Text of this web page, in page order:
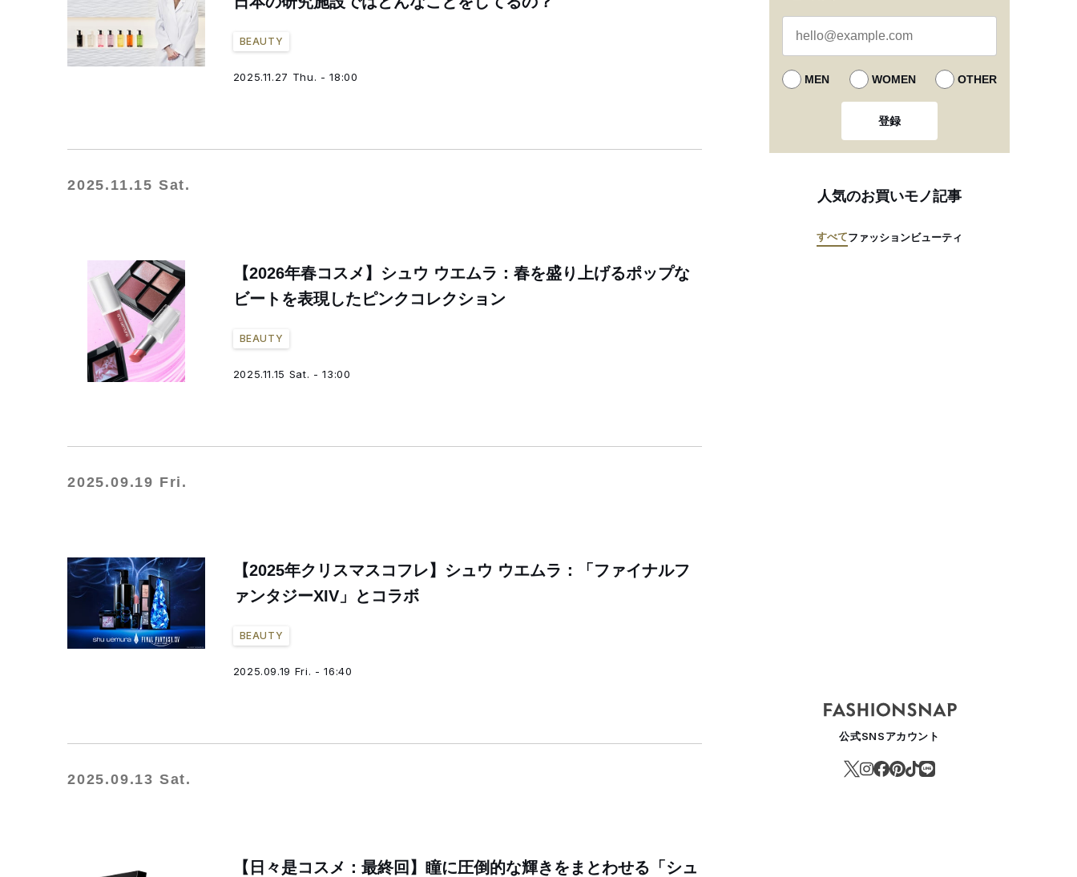
BEAUTY
2025.11.27 Thu. - 18:00
2025.11.15 Sat.
【2026年春コスメ】シュウ ウエムラ：春を盛り上げるポップな
ビートを表現したピンクコレクション
BEAUTY
2025.11.15 Sat. - 13:00
2025.09.19 Fri.
【2025年クリスマスコフレ】シュウ ウエムラ：「ファイナルフ
ァンタジーXIV」とコラボ
BEAUTY
2025.09.19 Fri. - 16:40
2025.09.13 Sat.
【日々是コスメ：最終回】瞳に圧倒的な輝きをまとわせる「シュ
MEN WOMEN OTHER
登録
人気のお買いモノ記事
すべてファッションビューティ
公式SNSアカウント